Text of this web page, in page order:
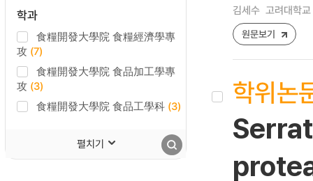
학과
食糧開發大學院 食糧經濟學專
攻 (7)
食糧開發大學院 食品加工學專
攻 (3)
食糧開發大學院 食品工學科 (3)
펼치기
김세수 고려대학
원문보기
학위논